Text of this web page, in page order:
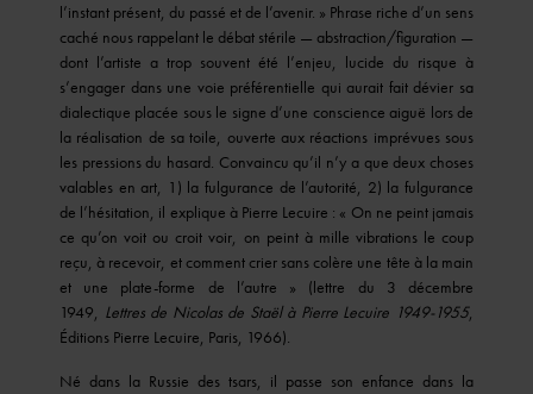
l’instant présent, du passé et de l’avenir. » Phrase riche d’un sens
caché nous rappelant le débat stérile — abstraction/figuration —
dont l’artiste a trop souvent été l’enjeu, lucide du risque à
s’engager dans une voie préférentielle qui aurait fait dévier sa
dialectique placée sous le signe d’une conscience aiguë lors de
la réalisation de sa toile, ouverte aux réactions imprévues sous
les pressions du hasard. Convaincu qu’il n’y a que deux choses
valables en art, 1) la fulgurance de l’autorité, 2) la fulgurance
de l’hésitation, il explique à Pierre Lecuire : « On ne peint jamais
ce qu’on voit ou croit voir, on peint à mille vibrations le coup
reçu, à recevoir, et comment crier sans colère une tête à la main
et une plate-forme de l’autre » (lettre du 3 décembre
1949, Lettres de Nicolas de Staël à Pierre Lecuire 1949-1955,
Éditions Pierre Lecuire, Paris, 1966).
Né dans la Russie des tsars, il passe son enfance dans la